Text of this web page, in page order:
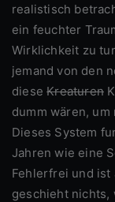
realistisch
ein feuchter
Wirklichkeit zu
jemand von den
dieseKreaturen
dumm wären,
Dieses System
Jahren wie eine
Fehlerfrei und ist
geschieht nichts,